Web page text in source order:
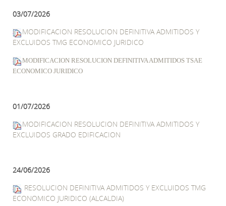
03/07/2026
MODIFICACION RESOLUCION DEFINITIVA ADMITIDOS Y
EXCLUIDOS TMG ECONOMICO JURIDICO
MODIFICACION RESOLUCION DEFINITIVA ADMITIDOS TSAE
ECONOMICO JURIDICO
01/07/2026
MODIFICACION RESOLUCION DEFINITIVA ADMITIDOS Y
EXCLUIDOS GRADO EDIFICACION
24/06/2026
RESOLUCION DEFINITIVA ADMITIDOS Y EXCLUIDOS TMG
ECONOMICO JURIDICO (ALCALDIA)